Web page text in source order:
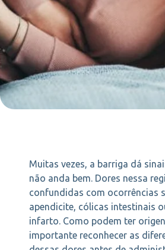
Muitas vezes, a barriga dá
não anda bem. Dores nessa
confundidas com ocorrências
apendicite, cólicas intestinais
infarto. Como podem ter
importante reconhecer as